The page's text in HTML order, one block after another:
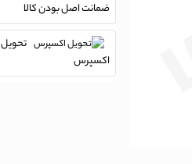
ضمانت اصل بودن کالا
تحویل
اکسپرس